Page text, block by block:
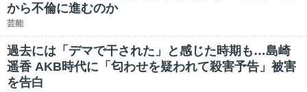
から不倫に進むのか
芸能
過去には「デマで干された」と感じた時期も…島崎
遥香 AKB時代に「匂わせを疑われて殺害予告」被害
を告白